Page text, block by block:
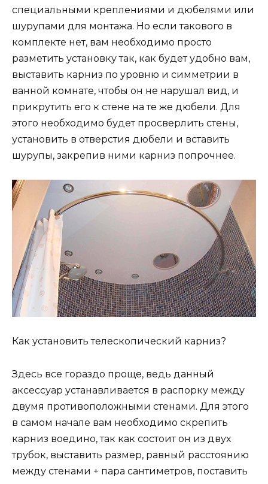
специальными креплениями и дюбелями или
шурупами для монтажа. Но если такового в
комплекте нет, вам необходимо просто
разметить установку так, как будет удобно вам,
выставить карниз по уровню и симметрии в
ванной комнате, чтобы он не нарушал вид, и
прикрутить его к стене на те же дюбели. Для
этого необходимо будет просверлить стены,
установить в отверстия дюбели и вставить
шурупы, закрепив ними карниз попрочнее.
Как установить телескопический карниз?
Здесь все гораздо проще, ведь данный
аксессуар устанавливается в распорку между
двумя противоположными стенами. Для этого
в самом начале вам необходимо скрепить
карниз воедино, так как состоит он из двух
трубок, выставить размер, равный расстоянию
между стенами + пара сантиметров, поставить